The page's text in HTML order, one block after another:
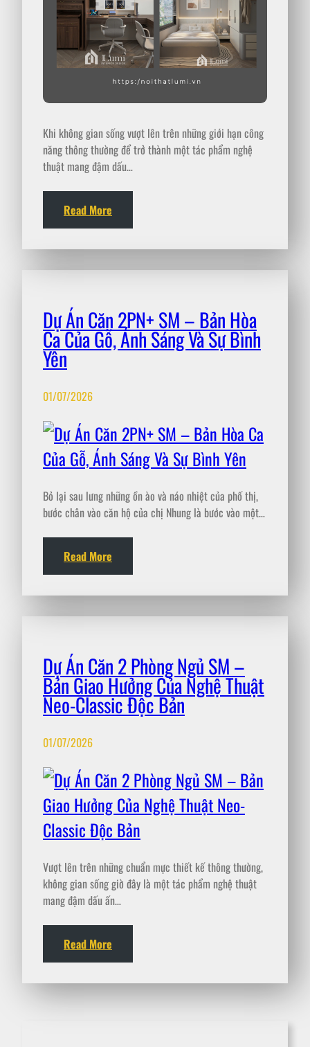
Khi không gian sống vượt lên trên những giới hạn công
năng thông thường để trở thành một tác phẩm nghệ
thuật mang đậm dấu…
Read More
Dự Án Căn 2PN+ SM – Bản Hòa
Ca Của Gỗ, Ánh Sáng Và Sự Bình
Yên
01/07/2026
Bỏ lại sau lưng những ồn ào và náo nhiệt của phố thị,
bước chân vào căn hộ của chị Nhung là bước vào một…
Read More
Dự Án Căn 2 Phòng Ngủ SM –
Bản Giao Hưởng Của Nghệ Thuật
Neo-Classic Độc Bản
01/07/2026
Vượt lên trên những chuẩn mực thiết kế thông thường,
không gian sống giờ đây là một tác phẩm nghệ thuật
mang đậm dấu ấn…
Read More